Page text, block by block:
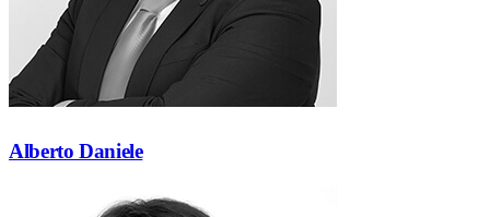
Alberto Daniele